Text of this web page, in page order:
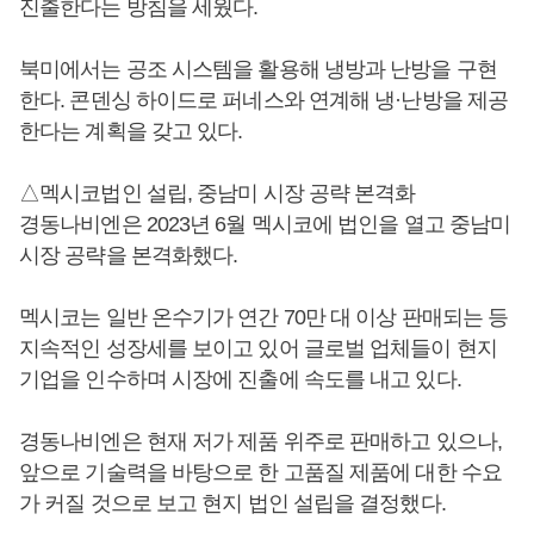
진출한다는 방침을 세웠다.
북미에서는 공조 시스템을 활용해 냉방과 난방을 구현
한다. 콘덴싱 하이드로 퍼네스와 연계해 냉·난방을 제공
한다는 계획을 갖고 있다.
△멕시코법인 설립, 중남미 시장 공략 본격화
경동나비엔은 2023년 6월 멕시코에 법인을 열고 중남미
시장 공략을 본격화했다.
멕시코는 일반 온수기가 연간 70만 대 이상 판매되는 등
지속적인 성장세를 보이고 있어 글로벌 업체들이 현지
기업을 인수하며 시장에 진출에 속도를 내고 있다.
경동나비엔은 현재 저가 제품 위주로 판매하고 있으나,
앞으로 기술력을 바탕으로 한 고품질 제품에 대한 수요
가 커질 것으로 보고 현지 법인 설립을 결정했다.